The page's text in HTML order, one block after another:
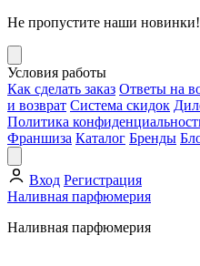
Не пропустите наши новинки!
Условия работы
Как сделать заказ Ответы на
и возврат Система скидок
Политика
Франшиза Каталог Бренды
Вход Регистрация
Наливная парфюмерия
Наливная парфюмерия